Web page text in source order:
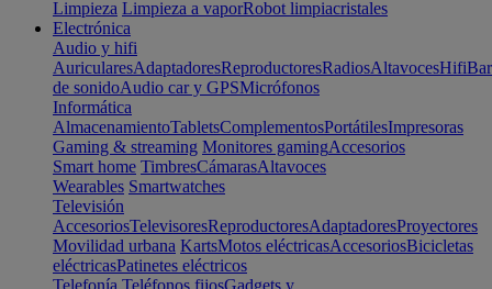
Limpieza Limpieza a vaporRobot limpiacristales
Electrónica
Audio y hifi
AuricularesAdaptadoresReproductoresRadiosAltavocesHifi
de sonidoAudio car y GPSMicrófonos
Informática
AlmacenamientoTabletsComplementosPortátilesImpresoras
Gaming & streaming Monitores gamingAccesorios
Smart home TimbresCámarasAltavoces
Wearables Smartwatches
Televisión
AccesoriosTelevisoresReproductoresAdaptadoresProyectores
Movilidad urbana KartsMotos eléctricasAccesoriosBicicletas
eléctricasPatinetes eléctricos
Telefonía Teléfonos fijosGadgets y